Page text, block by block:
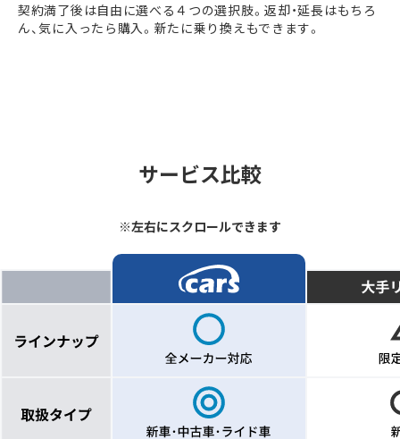
契約満了後は自由に選べる４つの選択肢。返却・延長はもちろ
ん、気に入ったら購入。新たに乗り換えもできます。
サービス比較
※左右にスクロールできます